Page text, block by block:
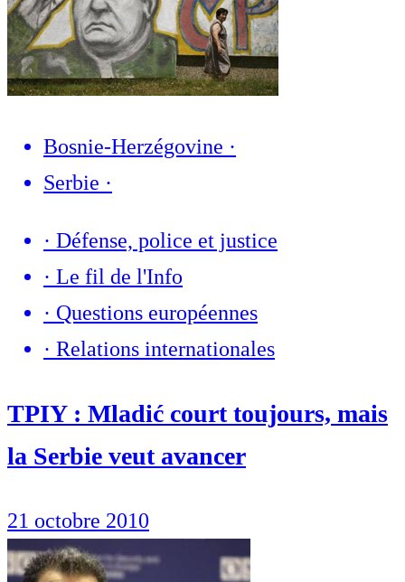
Bosnie-Herzégovine ·
Serbie ·
· Défense, police et justice
· Le fil de l'Info
· Questions européennes
· Relations internationales
TPIY : Mladić court toujours, mais
la Serbie veut avancer
21 octobre 2010